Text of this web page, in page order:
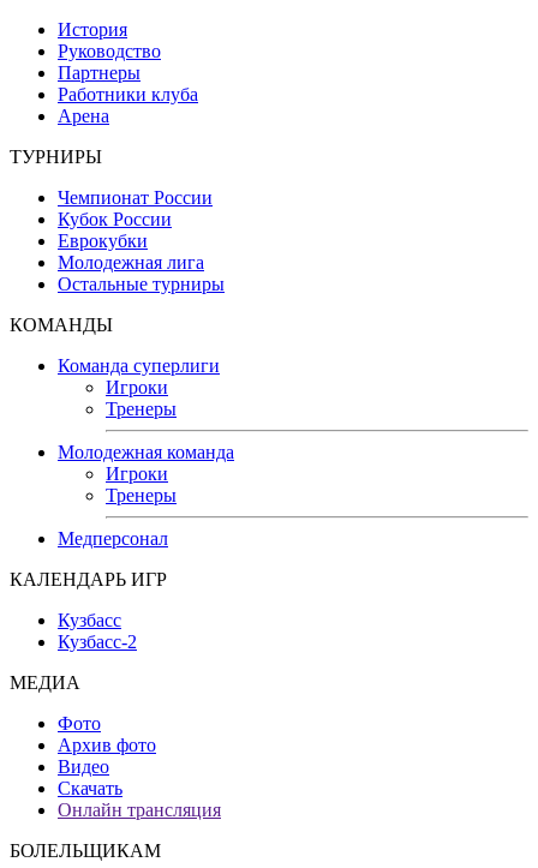
История
Руководство
Партнеры
Работники клуба
Арена
ТУРНИРЫ
Чемпионат России
Кубок России
Еврокубки
Молодежная лига
Остальные турниры
КОМАНДЫ
Команда суперлиги
Игроки
Тренеры
Молодежная команда
Игроки
Тренеры
Медперсонал
КАЛЕНДАРЬ ИГР
Кузбасс
Кузбасс-2
МЕДИА
Фото
Архив фото
Видео
Скачать
Онлайн трансляция
БОЛЕЛЬЩИКАМ